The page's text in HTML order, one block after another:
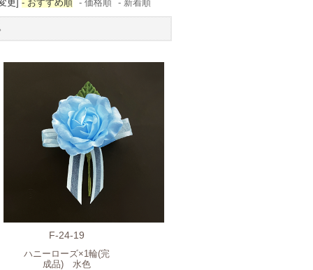
更] - おすすめ順 - 価格順 - 新着順
F-24-19
ハニーローズ×1輪(完
成品) 水色